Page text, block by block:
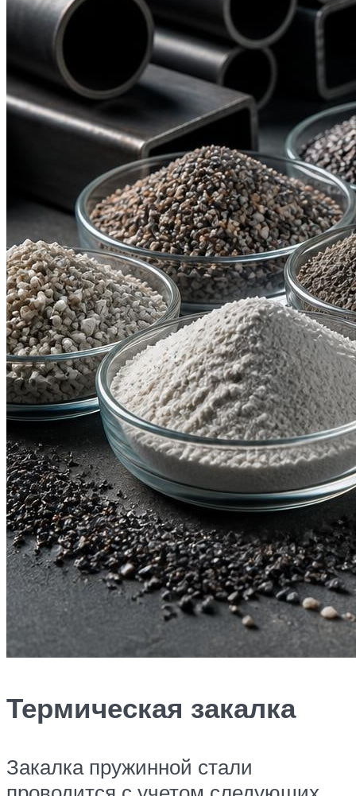
Термическая закалка
Закалка пружинной стали